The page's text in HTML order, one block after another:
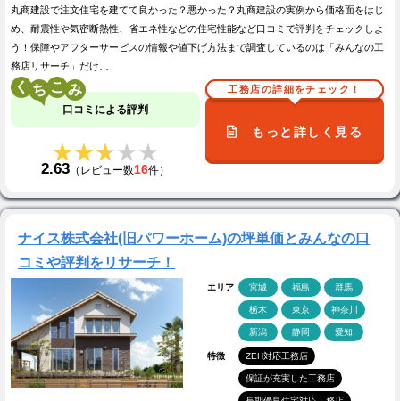
丸商建設で注文住宅を建てて良かった？悪かった？丸商建設の実例から価格面をはじ
め、耐震性や気密断熱性、省エネ性などの住宅性能など口コミで評判をチェックしよ
う！保障やアフターサービスの情報や値下げ方法まで調査しているのは「みんなの工
務店リサーチ」だけ…
く こ
口コミによる評判
★★★★★
★★★★★
2.63 （レビュー数16件）
工務店の詳細をチェック！
もっと詳しく見る
ナイス株式会社(旧パワーホーム)の坪単価とみんなの口
コミや評判をリサーチ！
エリア 宮城 福島 群馬
栃木 東京 神奈川
新潟 静岡 愛知
特徴 ZEH対応工務店
保証が充実した工務店